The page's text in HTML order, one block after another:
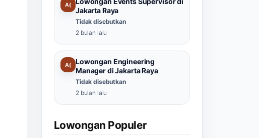
A(
Jakarta Raya
Tidak disebutkan
2 bulan lalu
A(
Lowongan Engineering
Manager di Jakarta Raya
Tidak disebutkan
2 bulan lalu
Lowongan Populer